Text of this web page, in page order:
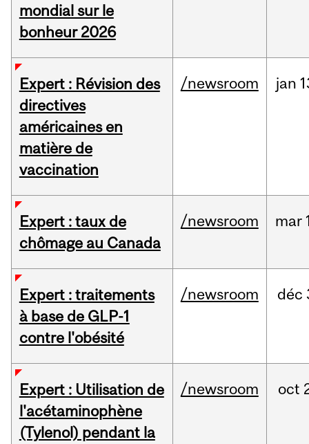
mondial sur le
bonheur 2026
Expert : Révision des
directives
américaines en
matière de
vaccination
/newsroom jan
Expert : taux de
chômage au Canada
/newsroom mar
Expert : traitements
à base de GLP-1
contre l'obésité
/newsroom déc
Expert : Utilisation de
l'acétaminophène
(Tylenol) pendant la
/newsroom oct